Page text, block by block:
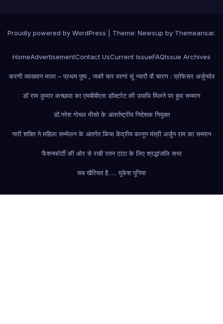
Proudly powered by WordPress Theme: Newsup by Themeansar.
HomeAdvertisementContact UsCurrent IssueFAQIssue Archives
करणी व्याख्यान माला – प्रथम पुष्प , जकौ चार वरणां सूं न्यारौ वौ चारण : प्रोफेसर अर्जुनदेव
डॉ राम कुमार कच्छावा का एमबीबीएस डॉक्टरेट की उपाधि मिलने पर हुवा सम्मान
डॉ.नरेश गोयल मीसो के अंतर्राष्ट्रीय निदेशक नियुक्त
नारी शक्ति ने महिला सम्मेलन के अंतर्गत किया केंद्रीय कानून मंत्री अर्जुन राम का सम्मान
फैशनफोर्टी की ओर से रखी रतन टाटा के लिए श्रद्धांजलि सभा
सब खैरियत है….. मुकेश पूनिया